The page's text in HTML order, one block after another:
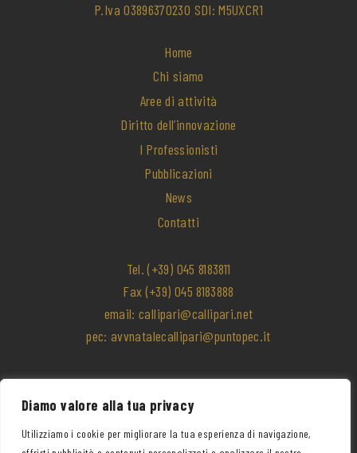
Diamo valore alla tua privacy
Utilizziamo i cookie per migliorare la tua esperienza di navigazione,
P.Iva 03896370230 SDI: M5UXCR1
Home
Chi siamo
Aree di attività
Diritto dell’innovazione
I Professionisti
Pubblicazioni
News
Contatti
Tel.(+39) 045 8183811
Fax(+39) 045 8183888
email:callipari@callipari.net
pec: avvnatalecallipari@puntopec.it
Privacy Policy